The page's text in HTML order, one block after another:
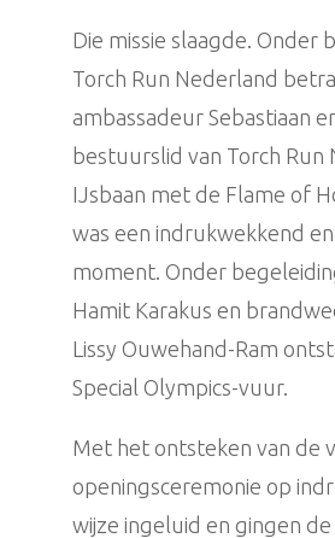
Die missie slaagde. Onder
Torch Run Nederland
ambassadeur Sebastiaan
bestuurslid van Torch Run
IJsbaan met de Flame of
was een indrukwekkend
moment. Onder
Hamit Karakus en
Lissy Ouwehand-Ram
Special Olympics-vuur.
Met het ontsteken van de
openingsceremonie op
wijze ingeluid en gingen de